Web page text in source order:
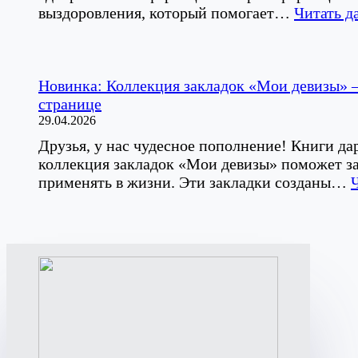
выздоровления, который помогает… Читать
Новинка: Коллекция закладок «Мои девизы»
странице
29.04.2026
Друзья, у нас чудесное пополнение! Книги
коллекция закладок «Мои девизы» поможет
применять в жизни. Эти закладки созданы…